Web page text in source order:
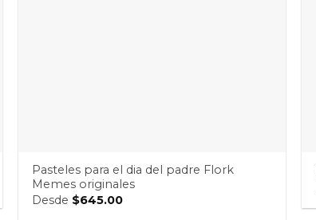
Pasteles para el dia del padre Flork
Memes originales
Desde $645.00